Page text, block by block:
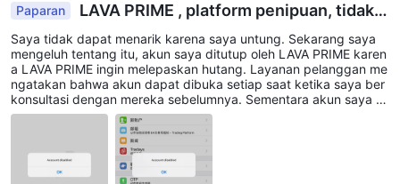
Paparan
LAVA PRIME , platform penipuan, tidak
memberikan akses ke penarikan. Akun saya ditut
up karena saya mendapat untung lebih banyak.
Saya tidak dapat menarik karena saya untung. Sekarang saya
mengeluh tentang itu, akun saya ditutup oleh LAVA PRIME karen
a LAVA PRIME ingin melepaskan hutang. Layanan pelanggan me
ngatakan bahwa akun dapat dibuka setiap saat ketika saya ber
konsultasi dengan mereka sebelumnya. Sementara akun saya di
tutup karena saya mendapat untung. Mereka menyusut dengan
berbagai alasan, yang tidak konsisten. Beraninya mereka menut
up akun pelanggan.